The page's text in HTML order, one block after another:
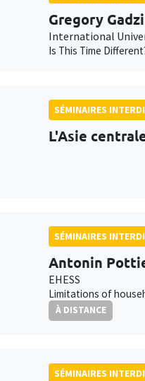
Gregory
International
Is This Time
SÉMINAIRES
L'Asie
SÉMINAIRES
Antonin
EHESS
Limitations of
À DISTANCE
SÉMINAIRES